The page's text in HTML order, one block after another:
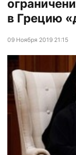
в Грецию
09 Ноября 2019 21:15